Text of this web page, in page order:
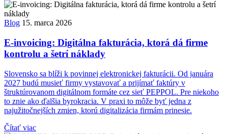
Blog 15. marca 2026
E-invoicing: Digitálna fakturácia, ktorá dá firme
kontrolu a šetrí náklady
Slovensko sa blíži k povinnej elektronickej fakturácii. Od januára
2027 budú musieť firmy vystavovať a prijímať faktúry v
štruktúrovanom digitálnom formáte cez sieť PEPPOL. Pre niekoho
to znie ako ďalšia byrokracia. V praxi to môže byť jedna z
najužitočnejších zmien, ktorú digitalizácia firmám prinesie.
Čítať viac